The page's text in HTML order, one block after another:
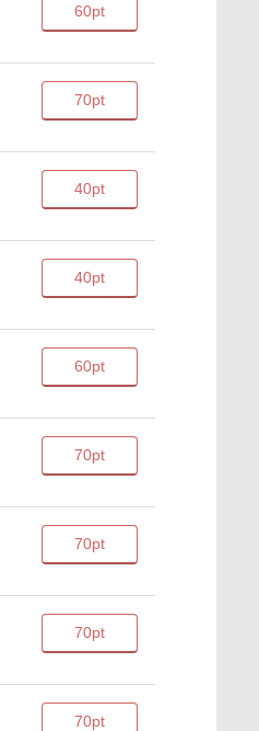
60pt
70pt
40pt
40pt
60pt
70pt
70pt
70pt
70pt